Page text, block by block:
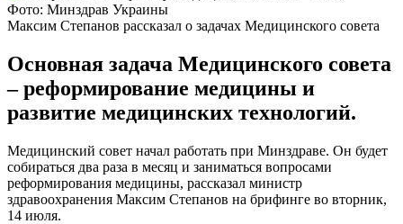
Фото: Минздрав Украины
Максим Степанов рассказал о задачах Медицинского совета
Основная задача Медицинского совета
– реформирование медицины и
развитие медицинских технологий.
Медицинский совет начал работать при Минздраве. Он будет
собираться два раза в месяц и заниматься вопросами
реформирования медицины, рассказал министр
здравоохранения Максим Степанов на брифинге во вторник,
14 июля.